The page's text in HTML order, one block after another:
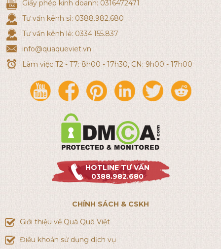
Giấy phép kinh doanh: 0316472471
Tư vấn kênh sỉ: 0388.982.680
Tư vấn kênh lẻ: 0334.155.837
info@quaqueviet.vn
Làm việc T2 - T7: 8h00 - 17h30, CN: 9h00 - 17h00
HOTLINE TƯ VẤN
0388.982.680
CHÍNH SÁCH & CSKH
Giới thiệu về Quà Quê Việt
Điều khoản sử dụng dịch vụ